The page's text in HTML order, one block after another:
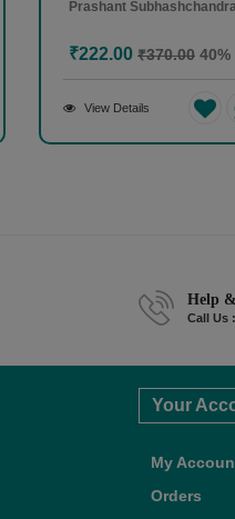
Prashant
₹222.00 ₹370.00 40%
View Details
Help
Call Us
Your
My
Orders